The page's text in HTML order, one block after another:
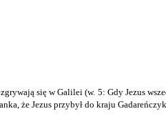
się w Galilei (w. 5: Gdy Jezus
że Jezus przybył do kraju